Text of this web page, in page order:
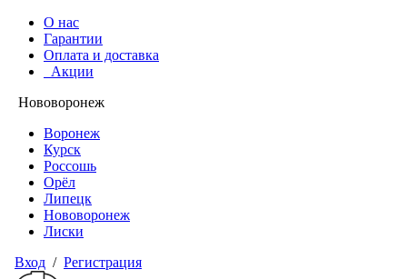
О нас
Гарантии
Оплата и доставка
Акции
Нововоронеж
Воронеж
Курск
Россошь
Орёл
Липецк
Нововоронеж
Лиски
Вход / Регистрация